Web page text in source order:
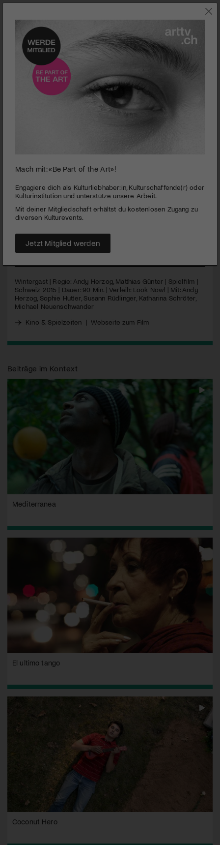
seconds
minute,
seconds
Wintergast
PUBLIZIERT AM 5. NOVEMBER 2015
gespielt von Andy Herzog, durch die vorweihnächtliche
Schweiz… Das Erstlingswerk von Andy Herzog und Matthias
Krieger» von Christian Schocher.
MEHR
Wintergast | Regie: Andy Herzog, Matthias Günter | Spielfilm |
Schweiz 2015 | Dauer: 90 Min. | Verleih: Look Now! | Mit: Andy
Herzog, Sophie Hutter, Susann Rüdlinger, Katharina Schröter,
Michael Neuenschwander
Kino & Spielzeiten |Webseite zum Film
Beiträge im Kontext
Mediterranea
El ultimo tango
Coconut Hero
Mach mit: «Be Part of the Art»!
Engagiere dich als Kulturliebhaber:in, Kulturschaffende(r) oder
Kulturinstitution und unterstütze unsere Arbeit.
Mit deiner Mitgliedschaft erhältst du kostenlosen Zugang zu
diversen Kulturevents.
Jetzt Mitglied werden